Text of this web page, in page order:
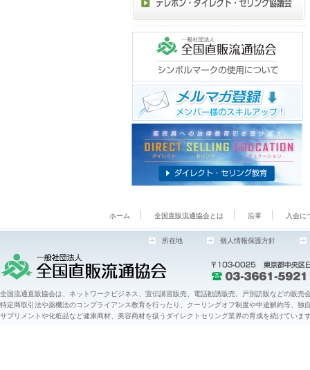
ホーム 全国直販流通協会とは 沿革 入会に
所在地 個人情報保護方針
全国流通直販協会は、ネットワークビジネス、宣伝講習販売、電話勧誘販売、戸別訪販などの販売
特定商取引法や薬機法のコンプライアンス教育を行ったり、クーリングオフ制度や中途解約等、
サプリメントや化粧品など健康商材、美容商材を扱うダイレクトセリング業界の育成を続けていま